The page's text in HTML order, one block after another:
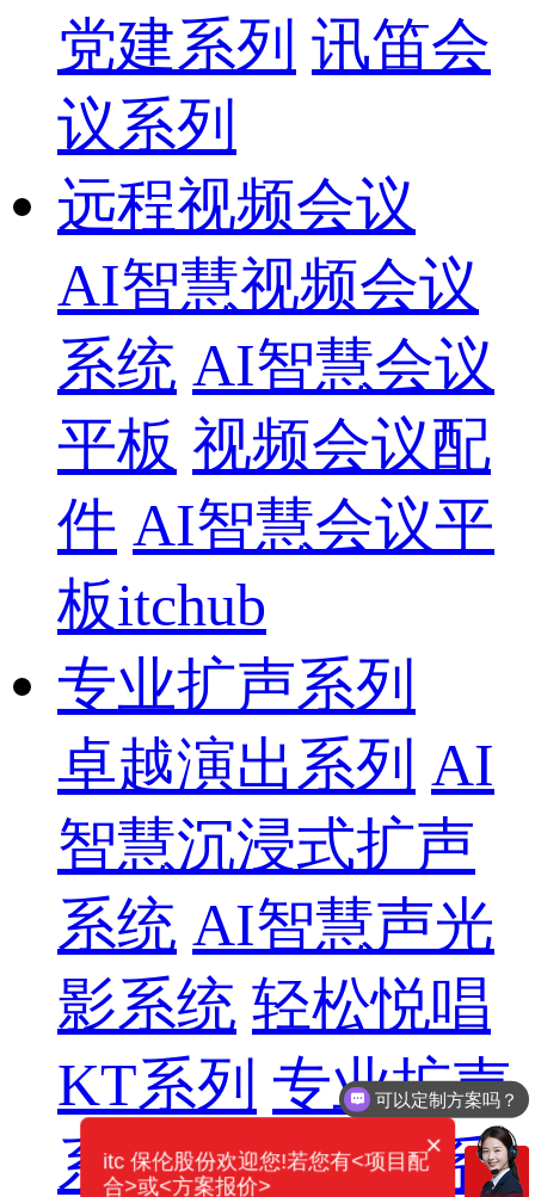
党建系列 讯笛会
议系列
远程视频会议
AI智慧视频会议
系统 AI智慧会议
平板 视频会议配
件 AI智慧会议平
板itchub
专业扩声系列
卓越演出系列 AI
智慧沉浸式扩声
系统 AI智慧声光
影系统 轻松悦唱
KT系列 专业扩声
系列 专业音箱系
你们电话多少？
×
itc 保伦股份欢迎您!若您有<项目配
合>或<方案报价>